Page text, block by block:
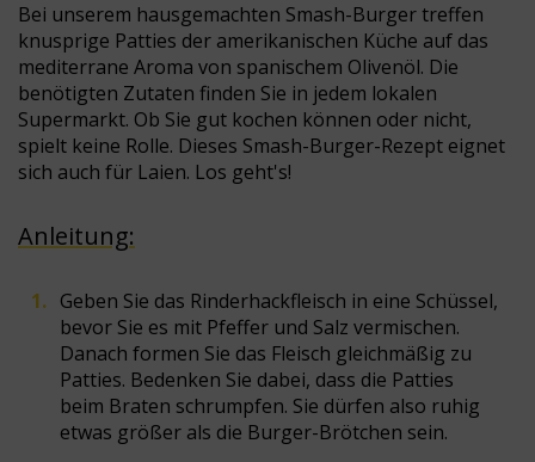
Bei unserem hausgemachten Smash-Burger treffen
knusprige Patties der amerikanischen Küche auf das
mediterrane Aroma von spanischem Olivenöl. Die
benötigten Zutaten finden Sie in jedem lokalen
Supermarkt. Ob Sie gut kochen können oder nicht,
spielt keine Rolle. Dieses Smash-Burger-Rezept eignet
sich auch für Laien. Los geht's!
Anleitung:
Geben Sie das Rinderhackfleisch in eine Schüssel,
bevor Sie es mit Pfeffer und Salz vermischen.
Danach formen Sie das Fleisch gleichmäßig zu
Patties. Bedenken Sie dabei, dass die Patties
beim Braten schrumpfen. Sie dürfen also ruhig
etwas größer als die Burger-Brötchen sein.